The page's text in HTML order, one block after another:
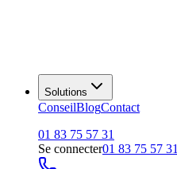
Solutions
ConseilBlogContact
01 83 75 57 31
Se connecter01 83 75 57 31